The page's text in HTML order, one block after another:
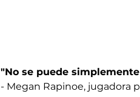
"No se puede
- Megan Rapinoe, jugadora